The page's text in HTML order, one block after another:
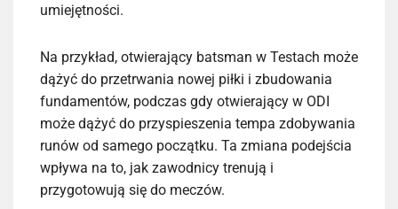
umiejętności.
Na przykład, otwierający batsman w Testach może
dążyć do przetrwania nowej piłki i zbudowania
fundamentów, podczas gdy otwierający w ODI
może dążyć do przyspieszenia tempa zdobywania
runów od samego początku. Ta zmiana podejścia
wpływa na to, jak zawodnicy trenują i
przygotowują się do meczów.